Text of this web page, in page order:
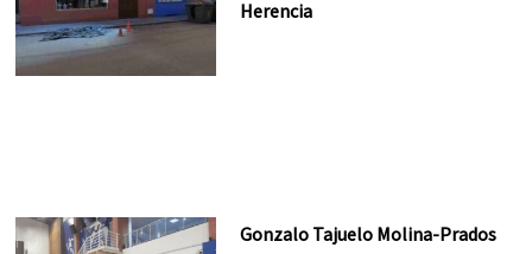
Herencia
Gonzalo Tajuelo Molina-Prados